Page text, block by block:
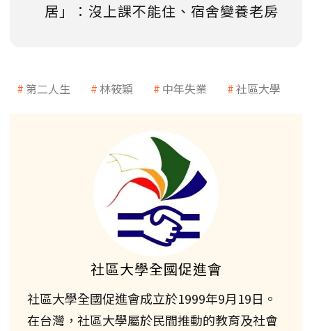
居」：沒上課不能住、宿舍變養老房
第二人生 林筱穎 中年失業 社區大學
社區大學全國促進會
社區大學全國促進會成立於1999年9月19日。
在台灣，社區大學屬於民間推動的教育及社會